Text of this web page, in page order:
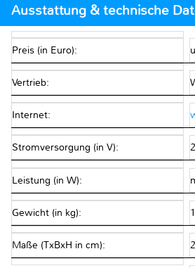
Ausstattung & technische
Preis (in Euro):
Vertrieb:
Internet:
Stromversorgung (in V):
Leistung (in W):
Gewicht (in kg):
Maße (TxBxH in cm):